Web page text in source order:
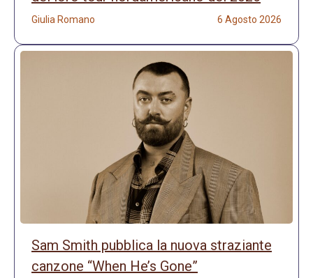
Giulia Romano 6 Agosto 2026
Sam Smith pubblica la nuova straziante
canzone “When He’s Gone”